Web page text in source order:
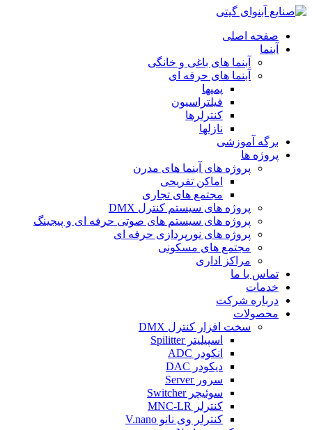
صفحه اصلی
آبنما
آبنما های باغی و خانگی
آبنما های حرفه ای
پمپها
فیلتراسیون
کنترلرها
نازلها
برگه آموزشی
پروژه ها
پروژه های آبنما های مدرن
اماکن تفریحی
مجتمع های تجاری
پروژه های سیستم کنترل DMX
پروژه های سیستم های صوتی حرفه ای و پیجینگ
پروژه های نورپردازی حرفه ای
مجتمع های مسکونی
مراکز اداری
تماس با ما
خدمات
درباره شرکت
محصولات
سخت افزار کنترل DMX
اسپیلیتر Spilitter
انکودر ADC
دیکودر DAC
سرور Server
سوئیچر Switcher
کنترلر MNC-LR
کنترلر وی نانو V.nano